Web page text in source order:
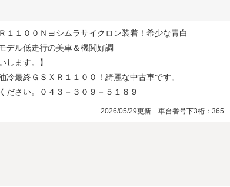
１１００Ｎヨシムラサイクロン装着！希少な青白
デル低走行の美車＆機関好調
します。】
最終ＧＳＸＲ１１００！綺麗な中古車です。
ださい。０４３－３０９－５１８９
2026/05/29更新 車台番号下3桁：365